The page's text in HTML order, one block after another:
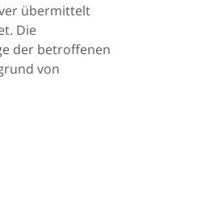
übermittelt
Die
der betroffenen
von